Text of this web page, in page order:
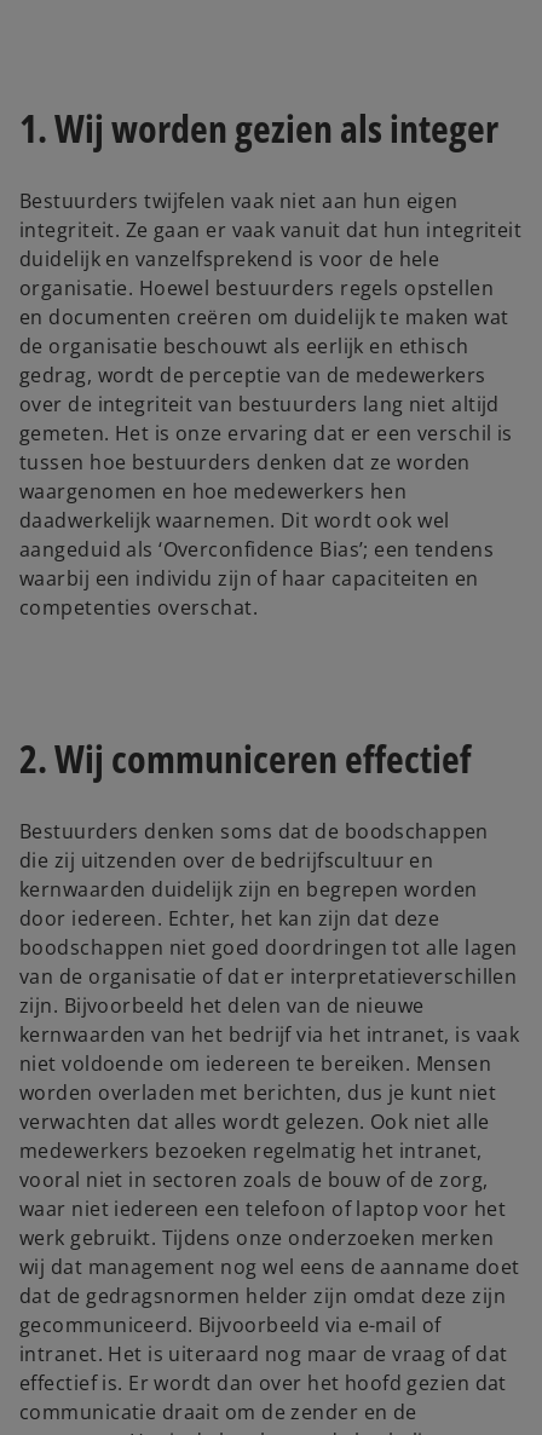
1. Wij worden gezien als integer
Bestuurders twijfelen vaak niet aan hun eigen
integriteit. Ze gaan er vaak vanuit dat hun integriteit
duidelijk en vanzelfsprekend is voor de hele
organisatie. Hoewel bestuurders regels opstellen
en documenten creëren om duidelijk te maken wat
de organisatie beschouwt als eerlijk en ethisch
gedrag, wordt de perceptie van de medewerkers
over de integriteit van bestuurders lang niet altijd
gemeten. Het is onze ervaring dat er een verschil is
tussen hoe bestuurders denken dat ze worden
waargenomen en hoe medewerkers hen
daadwerkelijk waarnemen. Dit wordt ook wel
aangeduid als ‘Overconfidence Bias’; een tendens
waarbij een individu zijn of haar capaciteiten en
competenties overschat.
2. Wij communiceren effectief
Bestuurders denken soms dat de boodschappen
die zij uitzenden over de bedrijfscultuur en
kernwaarden duidelijk zijn en begrepen worden
door iedereen. Echter, het kan zijn dat deze
boodschappen niet goed doordringen tot alle lagen
van de organisatie of dat er interpretatieverschillen
zijn. Bijvoorbeeld het delen van de nieuwe
kernwaarden van het bedrijf via het intranet, is vaak
niet voldoende om iedereen te bereiken. Mensen
worden overladen met berichten, dus je kunt niet
verwachten dat alles wordt gelezen. Ook niet alle
medewerkers bezoeken regelmatig het intranet,
vooral niet in sectoren zoals de bouw of de zorg,
waar niet iedereen een telefoon of laptop voor het
werk gebruikt. Tijdens onze onderzoeken merken
wij dat management nog wel eens de aanname doet
dat de gedragsnormen helder zijn omdat deze zijn
gecommuniceerd. Bijvoorbeeld via e-mail of
intranet. Het is uiteraard nog maar de vraag of dat
effectief is. Er wordt dan over het hoofd gezien dat
communicatie draait om de zender en de